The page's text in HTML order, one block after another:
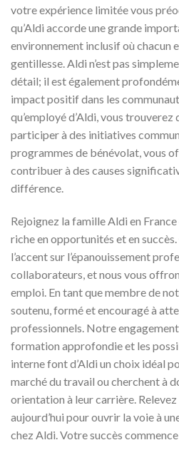
votre expérience limitée vous
qu’Aldi accorde une grande
environnement inclusif où chacun
gentillesse. Aldi n’est pas
détail; il est également
impact positif dans les
qu’employé d’Aldi, vous
participer à des initiatives
programmes de bénévolat, vous
contribuer à des causes
différence.
Rejoignez la famille Aldi en
riche en opportunités et en
l’accent sur l’épanouissement
collaborateurs, et nous vous
emploi. En tant que membre de
soutenu, formé et encouragé à
professionnels. Notre
formation approfondie et les
interne font d’Aldi un choix idéal
marché du travail ou cherchent à
orientation à leur carrière.
aujourd’hui pour ouvrir la voie à
chez Aldi. Votre succès